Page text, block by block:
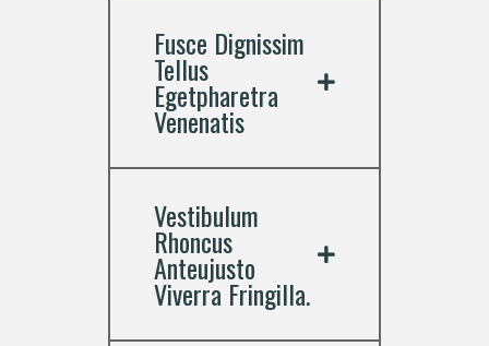
Fusce Dignissim
Tellus
Egetpharetra
Venenatis
Vestibulum
Rhoncus
Anteujusto
Viverra Fringilla.